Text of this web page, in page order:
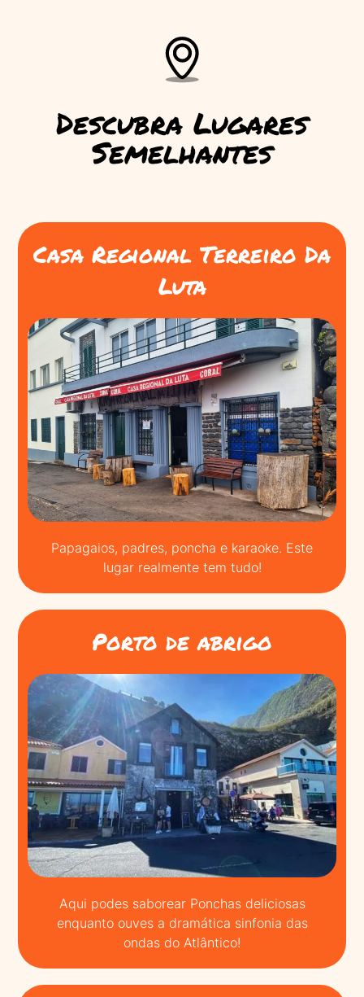
Descubra Lugares
Semelhantes
Casa Regional Terreiro Da
Luta
Papagaios, padres, poncha e karaoke. Este
lugar realmente tem tudo!
Porto de abrigo
Aqui podes saborear Ponchas deliciosas
enquanto ouves a dramática sinfonia das
ondas do Atlântico!